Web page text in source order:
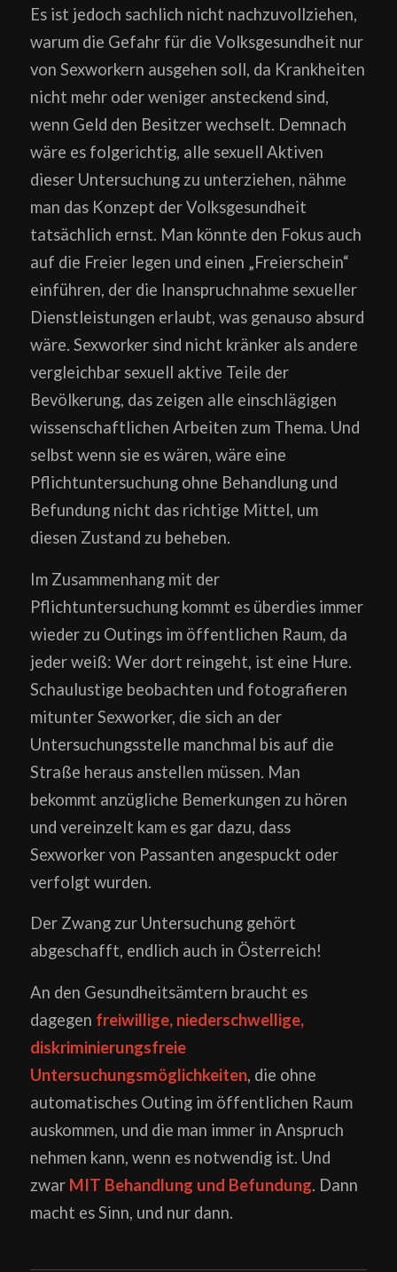
Es ist jedoch sachlich nicht nachzuvollziehen,
warum die Gefahr für die Volksgesundheit nur
von Sexworkern ausgehen soll, da Krankheiten
nicht mehr oder weniger ansteckend sind,
wenn Geld den Besitzer wechselt. Demnach
wäre es folgerichtig, alle sexuell Aktiven
dieser Untersuchung zu unterziehen, nähme
man das Konzept der Volksgesundheit
tatsächlich ernst. Man könnte den Fokus auch
auf die Freier legen und einen „Freierschein“
einführen, der die Inanspruchnahme sexueller
Dienstleistungen erlaubt, was genauso absurd
wäre. Sexworker sind nicht kränker als andere
vergleichbar sexuell aktive Teile der
Bevölkerung, das zeigen alle einschlägigen
wissenschaftlichen Arbeiten zum Thema. Und
selbst wenn sie es wären, wäre eine
Pflichtuntersuchung ohne Behandlung und
Befundung nicht das richtige Mittel, um
diesen Zustand zu beheben.
Im Zusammenhang mit der
Pflichtuntersuchung kommt es überdies immer
wieder zu Outings im öffentlichen Raum, da
jeder weiß: Wer dort reingeht, ist eine Hure.
Schaulustige beobachten und fotografieren
mitunter Sexworker, die sich an der
Untersuchungsstelle manchmal bis auf die
Straße heraus anstellen müssen. Man
bekommt anzügliche Bemerkungen zu hören
und vereinzelt kam es gar dazu, dass
Sexworker von Passanten angespuckt oder
verfolgt wurden.
Der Zwang zur Untersuchung gehört
abgeschafft, endlich auch in Österreich!
An den Gesundheitsämtern braucht es
dagegen freiwillige, niederschwellige,
diskriminierungsfreie
Untersuchungsmöglichkeiten, die ohne
automatisches Outing im öffentlichen Raum
auskommen, und die man immer in Anspruch
nehmen kann, wenn es notwendig ist. Und
zwar MIT Behandlung und Befundung. Dann
macht es Sinn, und nur dann.